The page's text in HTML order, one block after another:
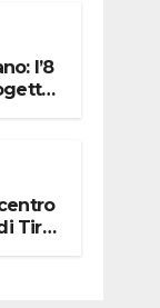
l’8
Tiro